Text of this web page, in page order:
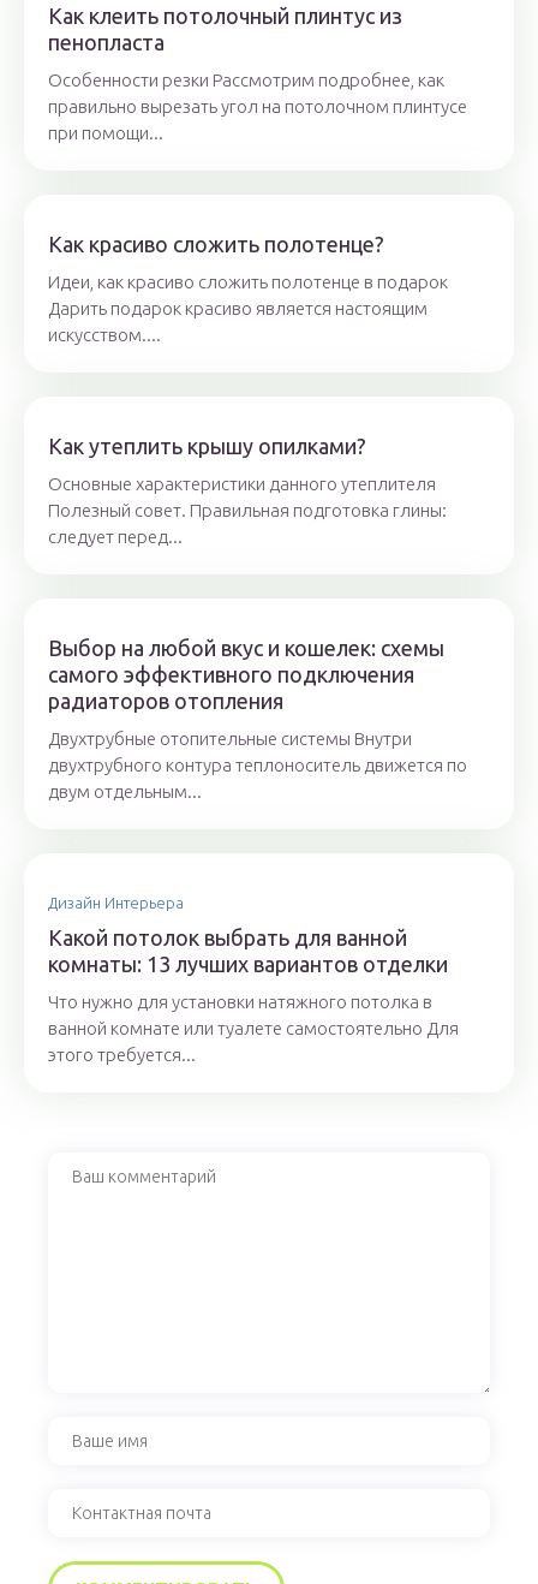
Как клеить потолочный плинтус из
пенопласта
Особенности резки Рассмотрим подробнее, как
правильно вырезать угол на потолочном плинтусе
при помощи...
Как красиво сложить полотенце?
Идеи, как красиво сложить полотенце в подарок
Дарить подарок красиво является настоящим
искусством....
Как утеплить крышу опилками?
Основные характеристики данного утеплителя
Полезный совет. Правильная подготовка глины:
следует перед...
Выбор на любой вкус и кошелек: схемы
самого эффективного подключения
радиаторов отопления
Двухтрубные отопительные системы Внутри
двухтрубного контура теплоноситель движется по
двум отдельным...
Дизайн Интерьера
Какой потолок выбрать для ванной
комнаты: 13 лучших вариантов отделки
Что нужно для установки натяжного потолка в
ванной комнате или туалете самостоятельно Для
этого требуется...